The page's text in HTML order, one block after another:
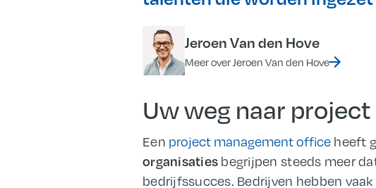
Jeroen Van den Hove
Meer over Jeroen Van den Hove
Uw weg naar
Een project management office heeft
organisaties begrijpen steeds meer
bedrijfssucces. Bedrijven hebben